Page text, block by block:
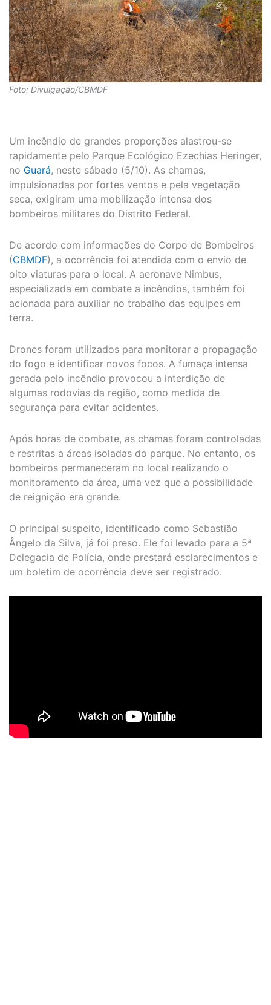
Foto: Divulgação/CBMDF
Um incêndio de grandes proporções alastrou-se
rapidamente pelo Parque Ecológico Ezechias Heringer,
no Guará, neste sábado (5/10). As chamas,
impulsionadas por fortes ventos e pela vegetação
seca, exigiram uma mobilização intensa dos
bombeiros militares do Distrito Federal.
De acordo com informações do Corpo de Bombeiros
(CBMDF), a ocorrência foi atendida com o envio de
oito viaturas para o local. A aeronave Nimbus,
especializada em combate a incêndios, também foi
acionada para auxiliar no trabalho das equipes em
terra.
Drones foram utilizados para monitorar a propagação
do fogo e identificar novos focos. A fumaça intensa
gerada pelo incêndio provocou a interdição de
algumas rodovias da região, como medida de
segurança para evitar acidentes.
Após horas de combate, as chamas foram controladas
e restritas a áreas isoladas do parque. No entanto, os
bombeiros permaneceram no local realizando o
monitoramento da área, uma vez que a possibilidade
de reignição era grande.
O principal suspeito, identificado como Sebastião
Ângelo da Silva, já foi preso. Ele foi levado para a 5ª
Delegacia de Polícia, onde prestará esclarecimentos e
um boletim de ocorrência deve ser registrado.